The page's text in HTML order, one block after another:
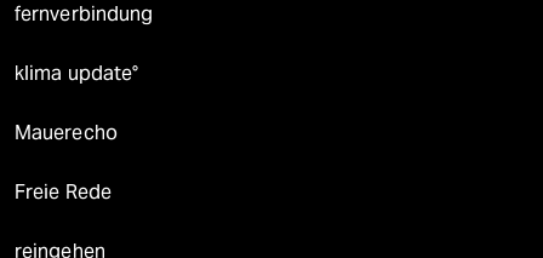
fernverbindung
klima update°
Mauerecho
Freie Rede
reingehen